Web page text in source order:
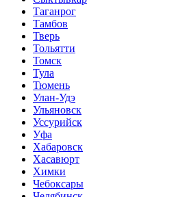
Таганрог
Тамбов
Тверь
Тольятти
Томск
Тула
Тюмень
Улан-Удэ
Ульяновск
Уссурийск
Уфа
Хабаровск
Хасавюрт
Химки
Чебоксары